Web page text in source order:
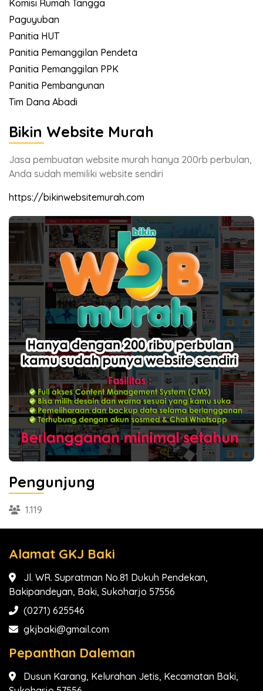
Komisi Rumah Tangga
Paguyuban
Panitia HUT
Panitia Pemanggilan Pendeta
Panitia Pemanggilan PPK
Panitia Pembangunan
Tim Dana Abadi
Bikin Website Murah
Jasa pembuatan website murah hanya 200rb perbulan,
Anda sudah memiliki website sendiri
https://bikinwebsitemurah.com
Pengunjung
1.119
Alamat GKJ Baki
Jl. WR. Supratman No.81 Dukuh Pendekan,
Bakipandeyan, Baki, Sukoharjo 57556
(0271) 625546
gkjbaki@gmail.com
Pepanthan Daleman
Dusun Karang, Kelurahan Jetis, Kecamatan Baki,